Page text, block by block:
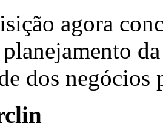
agora
dos negócios